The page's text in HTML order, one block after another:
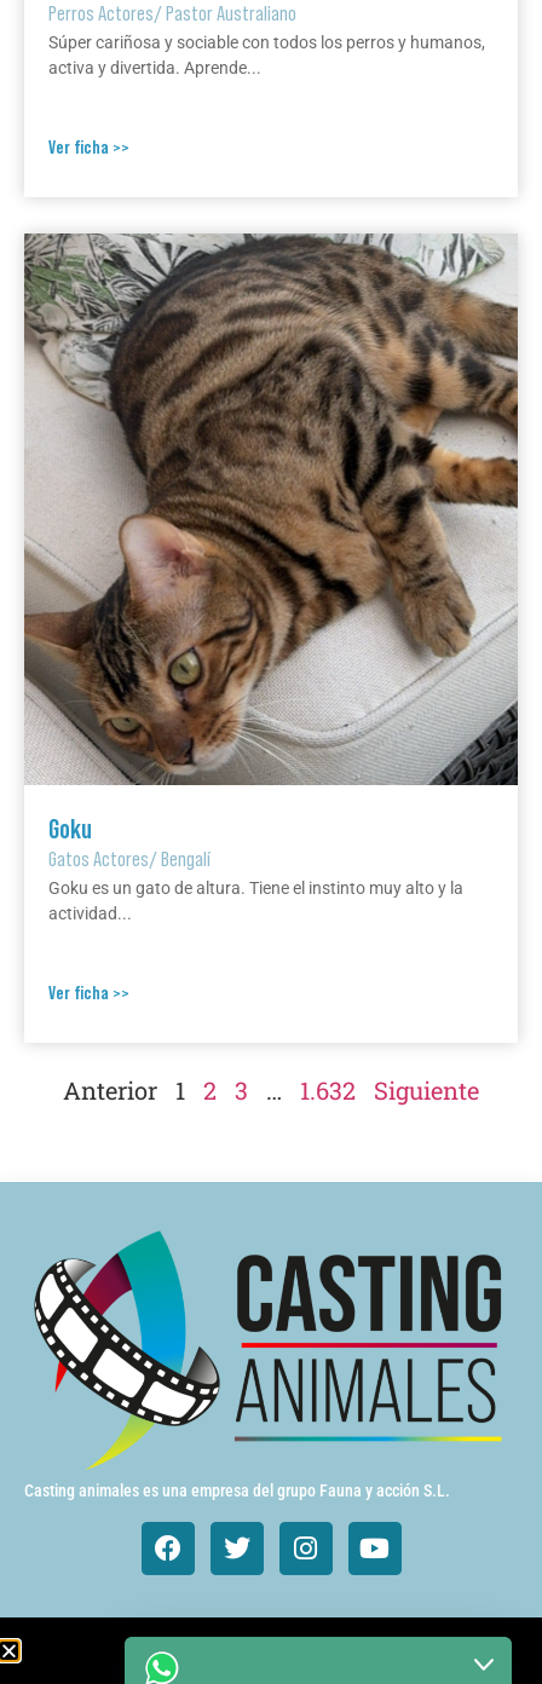
Perros Actores/Pastor Australiano
Súper cariñosa y sociable con todos los perros y humanos,
activa y divertida. Aprende...
Ver ficha >>
Goku
Gatos Actores/Bengalí
Goku es un gato de altura. Tiene el instinto muy alto y la
actividad...
Ver ficha >>
Anterior 1 2 3 … 1.632 Siguiente
Casting animales es una empresa del grupo Fauna y acción S.L.
Animales de cine y TV